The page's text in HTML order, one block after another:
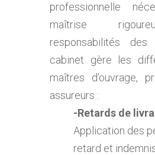
professionnelle
maîtrise
responsabilités
cabinet gère les
maîtres d’ouvrage,
assureurs :
-Retards de
Application des
retard et